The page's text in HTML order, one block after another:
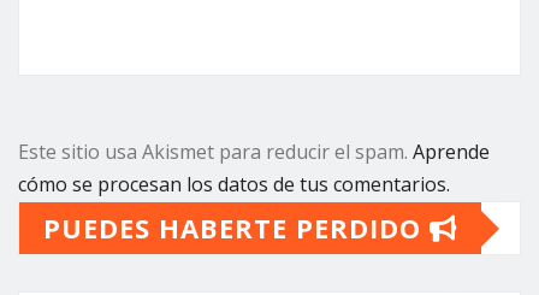
Este sitio usa Akismet para reducir el spam. Aprende
cómo se procesan los datos de tus comentarios.
PUEDES HABERTE PERDIDO